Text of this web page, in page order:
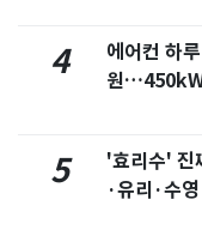
4
에어컨 하
원
5
'효리수' 진
·유리·수